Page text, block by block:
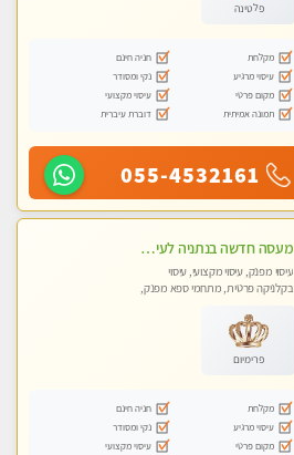
פלטינה
מקלחת
חניה חינם
עיסוי מרגיע
נקי ומסודר
מקום פרטי
עיסוי מקצועי
תמונה אמיתית
דוברת עיברית
055-4532161
מעסה חדשה בנתניה לעיסוי מיוחד ואיכותי. הנאה מובטחת !
עיסוי מפנק, עיסוי מקצועי, עיסוי
בקלניקה פרטית, מתחמי ספא מפנק,
פרימיום
מקלחת
חניה חינם
עיסוי מרגיע
נקי ומסודר
מקום פרטי
עיסוי מקצועי